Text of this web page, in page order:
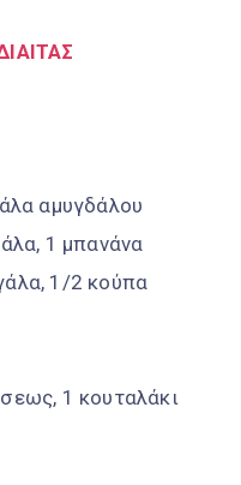
αμυγδάλου
1 μπανάνα
1/2 κούπα
1 κουταλάκι